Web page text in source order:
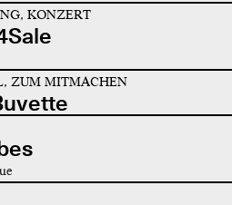
KONZERT
ZUM MITMACHEN